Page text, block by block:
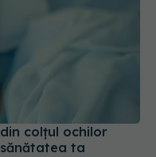
colțul ochilor
ta